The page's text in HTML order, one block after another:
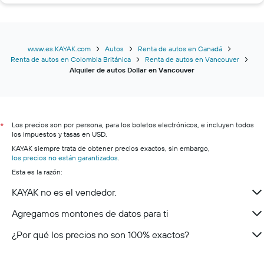
www.es.KAYAK.com Autos
Renta de autos en Canadá
Renta de autos en Colombia Británica
Renta de autos en Vancouver
Alquiler de autos Dollar en Vancouver
*
Los precios son por persona, para los boletos electrónicos, e incluyen todos
los impuestos y tasas en USD.
KAYAK siempre trata de obtener precios exactos, sin embargo,
los precios no están garantizados
Esta es la razón:
KAYAK no es el vendedor.
Agregamos montones de datos para ti
¿Por qué los precios no son 100% exactos?